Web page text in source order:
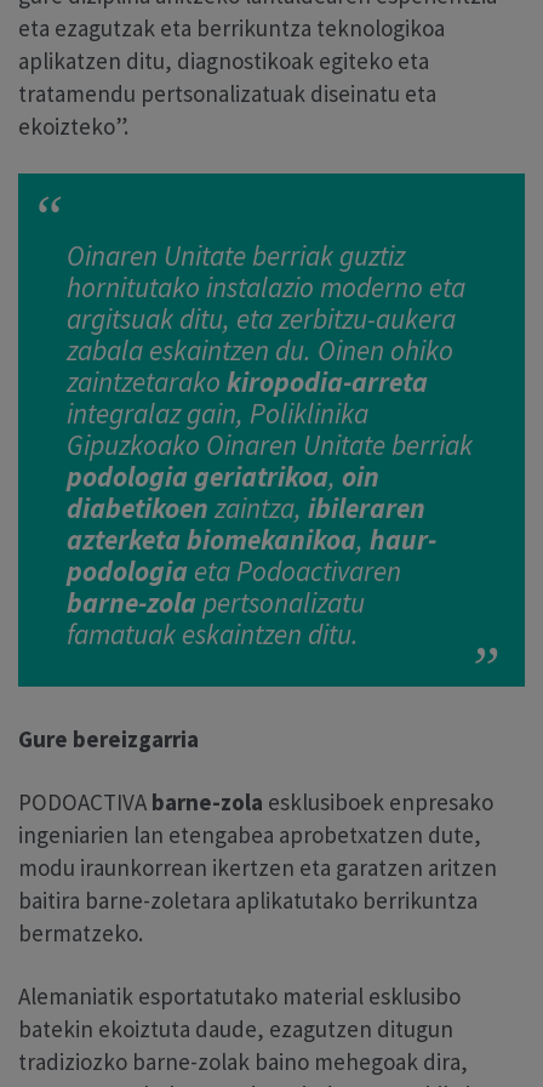
eta ezagutzak eta berrikuntza teknologikoa
aplikatzen ditu, diagnostikoak egiteko eta
tratamendu pertsonalizatuak diseinatu eta
ekoizteko”.
Oinaren Unitate berriak guztiz
hornitutako instalazio moderno eta
argitsuak ditu, eta zerbitzu-aukera
zabala eskaintzen du. Oinen ohiko
zaintzetarako kiropodia-arreta
integralaz gain, Poliklinika
Gipuzkoako Oinaren Unitate berriak
podologia geriatrikoa, oin
diabetikoen zaintza, ibileraren
azterketa biomekanikoa, haur-
podologia eta Podoactivaren
barne-zolapertsonalizatu
famatuak eskaintzen ditu.
Gure bereizgarria
PODOACTIVA barne-zola esklusiboek enpresako
ingeniarien lan etengabea aprobetxatzen dute,
modu iraunkorrean ikertzen eta garatzen aritzen
baitira barne-zoletara aplikatutako berrikuntza
bermatzeko.
Alemaniatik esportatutako material esklusibo
batekin ekoiztuta daude, ezagutzen ditugun
tradiziozko barne-zolak baino mehegoak dira,